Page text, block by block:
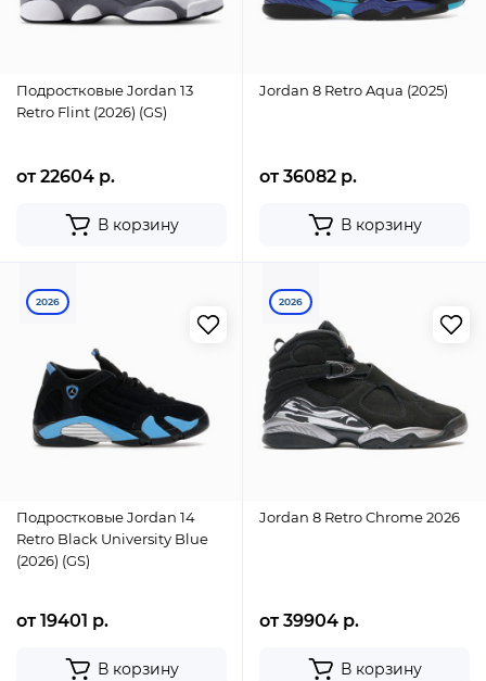
Подростковые Jordan 13
Retro Flint (2026) (GS)
от 22604 р.
В корзину
Jordan 8 Retro Aqua (2025)
от 36082 р.
В корзину
2026
Подростковые Jordan 14
Retro Black University Blue
(2026) (GS)
от 19401 р.
В корзину
2026
Jordan 8 Retro Chrome 2026
от 39904 р.
В корзину